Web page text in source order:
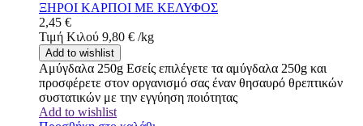
ΞΗΡΟΙ ΚΑΡΠΟΙ ΜΕ ΚΕΛΥΦΟΣ
2,45 €
Τιμή Κιλού 9,80 € /kg
Add to wishlist
Αμύγδαλα 250g Εσείς επιλέγετε τα αμύγδαλα 250g και
προσφέρετε στον οργανισμό σας έναν θησαυρό θρεπτικών
συστατικών με την εγγύηση ποιότητας
Add to wishlist